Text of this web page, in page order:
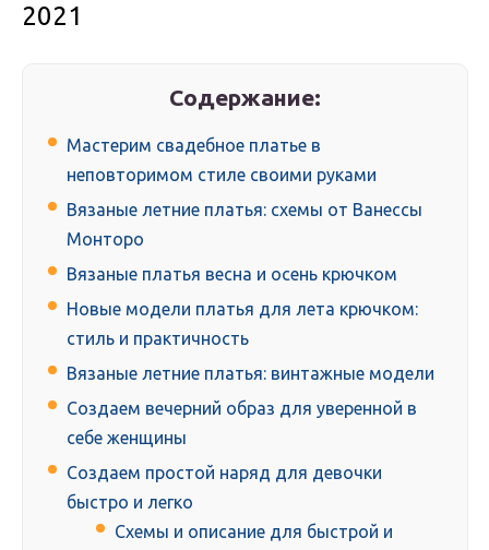
2021
Содержание:
Мастерим свадебное платье в
неповторимом стиле своими руками
Вязаные летние платья: схемы от Ванессы
Монторо
Вязаные платья весна и осень крючком
Новые модели платья для лета крючком:
стиль и практичность
Вязаные летние платья: винтажные модели
Создаем вечерний образ для уверенной в
себе женщины
Создаем простой наряд для девочки
быстро и легко
Схемы и описание для быстрой и